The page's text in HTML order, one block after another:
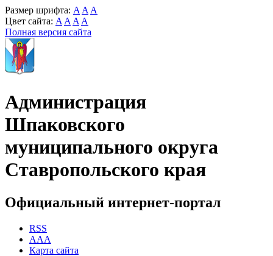
Размер шрифта: A A A
Цвет сайта: A A A A
Полная версия сайта
Администрация
Шпаковского
муниципального округа
Ставропольского края
Официальный интернет-портал
RSS
AAA
Карта сайта